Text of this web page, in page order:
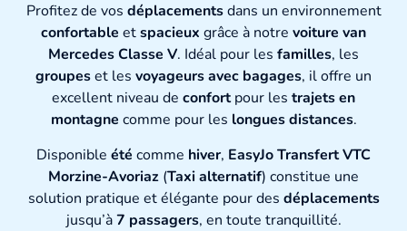
Profitez de vos déplacementsdans un environnement
confortable etspacieux grâce à notre voiture van
Mercedes Classe V. Idéal pour les familles, les
groupeset les voyageurs avec bagages, il offre un
excellent niveau de confortpour les trajets en
montagne comme pour les longues distances.
Disponible été comme hiver, EasyJo Transfert VTC
Morzine-Avoriaz (Taxi alternatif) constitue une
solution pratique et élégante pour des déplacements
jusqu’à7 passagers, en toute tranquillité.